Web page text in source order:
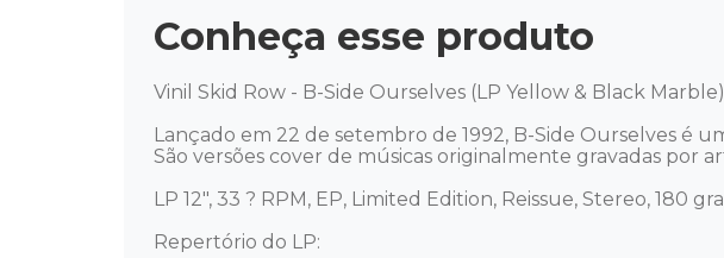
Conheça esse produto
Vinil Skid Row - B-Side Ourselves (LP Yellow & Black
Lançado em 22 de setembro de 1992, B-Side Ourselves é
São versões cover de músicas originalmente gravadas por
LP 12", 33 ? RPM, EP, Limited Edition, Reissue, Stereo, 180
Repertório do LP: